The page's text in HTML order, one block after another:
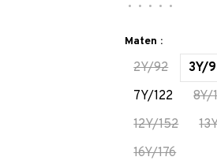
• • • • •
Maten :
2Y/92 3Y/
7Y/122
8Y/
12Y/152
16Y/176